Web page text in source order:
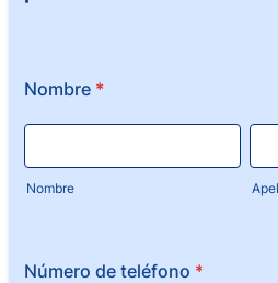
Nombre *
Nombre
Número de teléfono *